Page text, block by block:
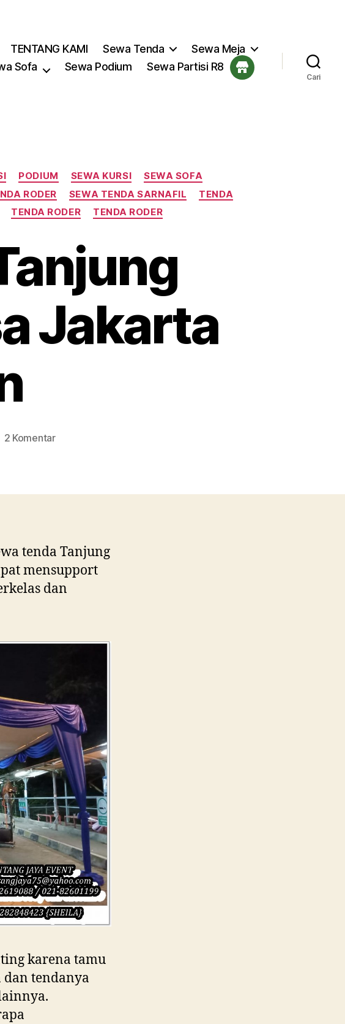
TENTANG KAMI Sewa Tenda
Sewa Meja
Sofa Sewa Podium Sewa Partisi R8
Cari
PODIUM SEWA KURSI
SEWA SOFA
RODER SEWA TENDA SARNAFIL
TENDA
TENDA RODER TENDA RODER
Jakarta
2 Komentarpada
Barat
tenda Tanjung
mensupport
dan
karena tamu
tendanya